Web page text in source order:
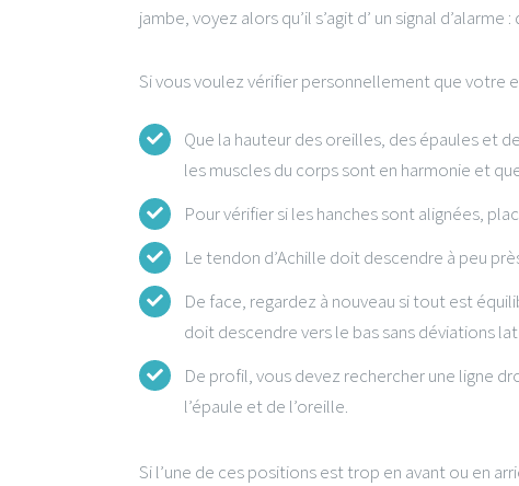
jambe, voyez alors qu’il s’agit d’ un signal
Si vous voulez vérifier personnellement que votre
Que la hauteur des oreilles, des épaules et
les muscles du corps sont en harmonie et
Pour vérifier si les hanches sont alignées,
Le tendon d’Achille doit descendre à peu
De face, regardez à nouveau si tout est
doit descendre vers le bas sans déviations
De profil, vous devez rechercher une ligne
l’épaule et de l’oreille.
Si l’une de ces positions est trop en avant ou en